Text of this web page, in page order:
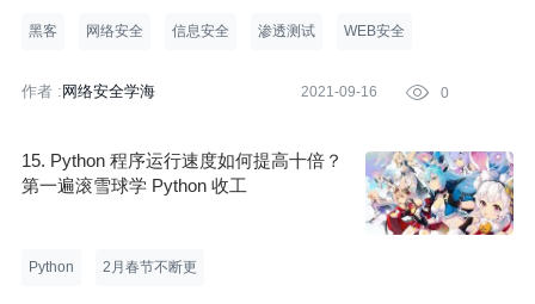
黑客 网络安全 信息安全 渗透测试 WEB安全
作者 : 网络安全学海 2021-09-16  0
15. Python 程序运行速度如何提高十倍？
第一遍滚雪球学 Python 收工
Python 2月春节不断更